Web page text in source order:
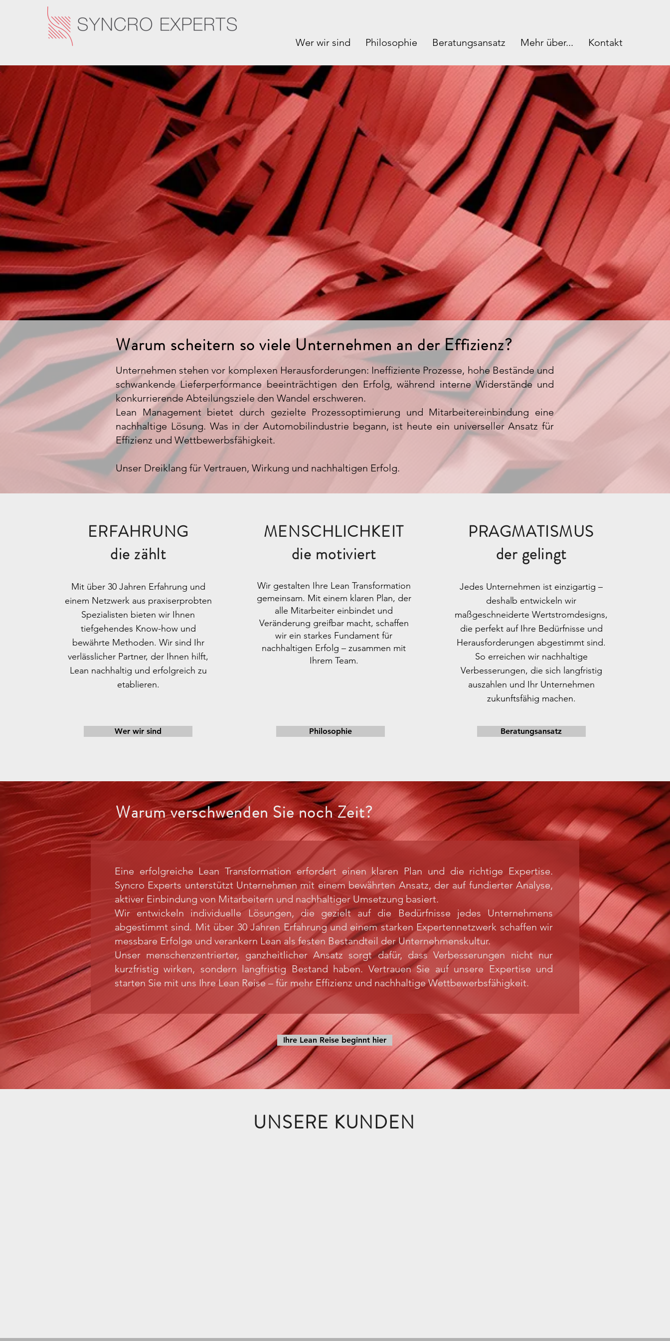
Wer wir sind Philosophie Beratungsansatz Mehr über... Kontakt
Umfassend.
Zukunftsgerichtet.
Wirkungsvoll.
Lean neu denken
Ihre Lean Reise beginnt hier
Warum scheitern so viele Unternehmen an der Effizienz?
Unternehmen stehen vor komplexen Herausforderungen: Ineffiziente Prozesse, hohe Bestände und
schwankende Lieferperformance beeinträchtigen den Erfolg, während interne Widerstände und
konkurrierende Abteilungsziele den Wandel erschweren.
Lean Management bietet durch gezielte Prozessoptimierung und Mitarbeitereinbindung eine
nachhaltige Lösung. Was in der Automobilindustrie begann, ist heute ein universeller Ansatz für
Effizienz und Wettbewerbsfähigkeit.
Unser Dreiklang für Vertrauen, Wirkung und nachhaltigen Erfolg.
ERFAHRUNG
die zählt
Mit über 30 Jahren Erfahrung und
einem Netzwerk aus praxiserprobten
Spezialisten bieten wir Ihnen
tiefgehendes Know-how und
bewährte Methoden. Wir sind Ihr
verlässlicher Partner, der Ihnen hilft,
Lean nachhaltig und erfolgreich zu
etablieren.
Wer wir sind
MENSCHLICHKEIT
die motiviert
Wir gestalten Ihre Lean Transformation
gemeinsam. Mit einem klaren Plan, der
alle Mitarbeiter einbindet und
Veränderung greifbar macht, schaffen
wir ein starkes Fundament für
nachhaltigen Erfolg – zusammen mit
Ihrem Team.
Philosophie
PRAGMATISMUS
der gelingt
Jedes Unternehmen ist einzigartig –
deshalb entwickeln wir
maßgeschneiderte Wertstromdesigns,
die perfekt auf Ihre Bedürfnisse und
Herausforderungen abgestimmt sind.
So erreichen wir nachhaltige
Verbesserungen, die sich langfristig
auszahlen und Ihr Unternehmen
zukunftsfähig machen.
Beratungsansatz
Warum verschwenden Sie noch Zeit?
Eine erfolgreiche Lean Transformation erfordert einen klaren Plan und die richtige Expertise.
Syncro Experts unterstützt Unternehmen mit einem bewährten Ansatz, der auf fundierter Analyse,
aktiver Einbindung von Mitarbeitern und nachhaltiger Umsetzung basiert.
Wir entwickeln individuelle Lösungen, die gezielt auf die Bedürfnisse jedes Unternehmens
abgestimmt sind. Mit über 30 Jahren Erfahrung und einem starken Expertennetzwerk schaffen wir
messbare Erfolge und verankern Lean als festen Bestandteil der Unternehmenskultur.
Unser menschenzentrierter, ganzheitlicher Ansatz sorgt dafür, dass Verbesserungen nicht nur
kurzfristig wirken, sondern langfristig Bestand haben. Vertrauen Sie auf unsere Expertise und
starten Sie mit uns Ihre Lean Reise – für mehr Effizienz und nachhaltige Wettbewerbsfähigkeit.
Ihre Lean Reise beginnt hier
UNSERE KUNDEN